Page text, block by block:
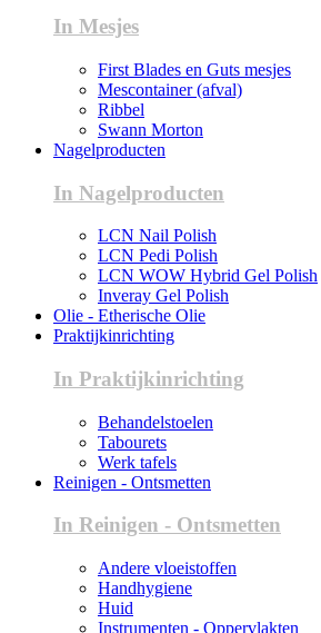
In Mesjes
First Blades en Guts mesjes
Mescontainer (afval)
Ribbel
Swann Morton
Nagelproducten
In Nagelproducten
LCN Nail Polish
LCN Pedi Polish
LCN WOW Hybrid Gel Polish
Inveray Gel Polish
Olie - Etherische Olie
Praktijkinrichting
In Praktijkinrichting
Behandelstoelen
Tabourets
Werk tafels
Reinigen - Ontsmetten
In Reinigen - Ontsmetten
Andere vloeistoffen
Handhygiene
Huid
Instrumenten - Oppervlakten